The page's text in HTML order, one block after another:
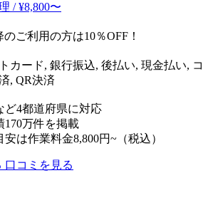
/ ¥8,800〜
ご利用の方は10％OFF！
カード, 銀行振込, 後払い, 現金払い, コ
, QR決済
ど4都道府県に対応
170万件を掲載
安は作業料金8,800円~（税込）
口コミを見る